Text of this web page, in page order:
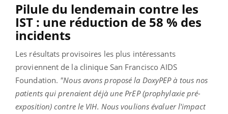
Pilule du lendemain contre les
IST : une réduction de 58 % des
incidents
Les résultats provisoires les plus intéressants
proviennent de la clinique San Francisco AIDS
Foundation. "Nous avons proposé la DoxyPEP à tous nos
patients qui prenaient déjà une PrEP (prophylaxie pré-
exposition) contre le VIH. Nous voulions évaluer l'impact